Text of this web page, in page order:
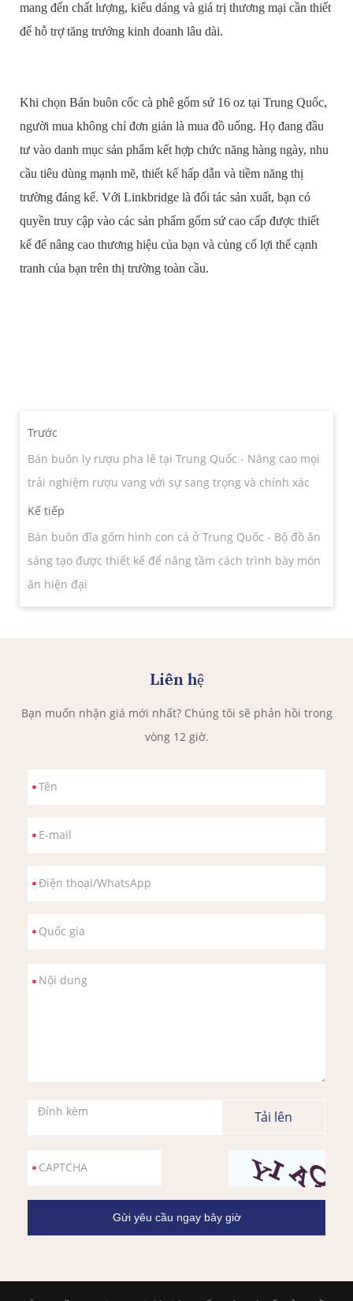
mang đến chất lượng, kiểu dáng và giá trị thương mại cần thiết
để hỗ trợ tăng trưởng kinh doanh lâu dài.
Khi chọn Bán buôn cốc cà phê gốm sứ 16 oz tại Trung Quốc,
người mua không chỉ đơn giản là mua đồ uống. Họ đang đầu
tư vào danh mục sản phẩm kết hợp chức năng hàng ngày, nhu
cầu tiêu dùng mạnh mẽ, thiết kế hấp dẫn và tiềm năng thị
trường đáng kể. Với Linkbridge là đối tác sản xuất, bạn có
quyền truy cập vào các sản phẩm gốm sứ cao cấp được thiết
kế để nâng cao thương hiệu của bạn và củng cố lợi thế cạnh
tranh của bạn trên thị trường toàn cầu.
Trước
Bán buôn ly rượu pha lê tại Trung Quốc - Nâng cao mọi
trải nghiệm rượu vang với sự sang trọng và chính xác
Kế tiếp
Bán buôn đĩa gốm hình con cá ở Trung Quốc - Bộ đồ ăn
sáng tạo được thiết kế để nâng tầm cách trình bày món
ăn hiện đại
Liên hệ
Bạn muốn nhận giá mới nhất? Chúng tôi sẽ phản hồi trong
vòng 12 giờ.
Đính kèm